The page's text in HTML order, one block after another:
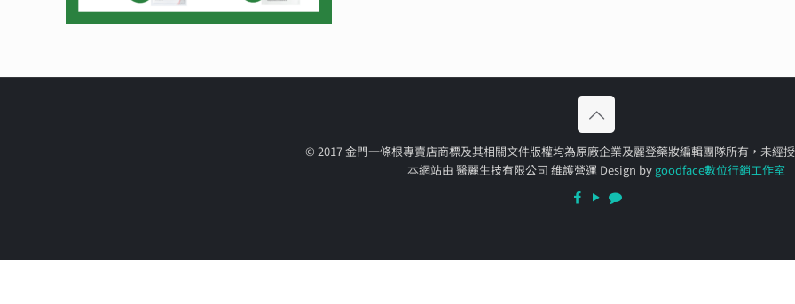
© 2017 金門一條根專賣店商標及其相關文件版權均為原廠企業及麗登藥妝編輯團隊所有，未經
本網站由 醫麗生技有限公司 維護營運 Design by goodface數位行銷工作室